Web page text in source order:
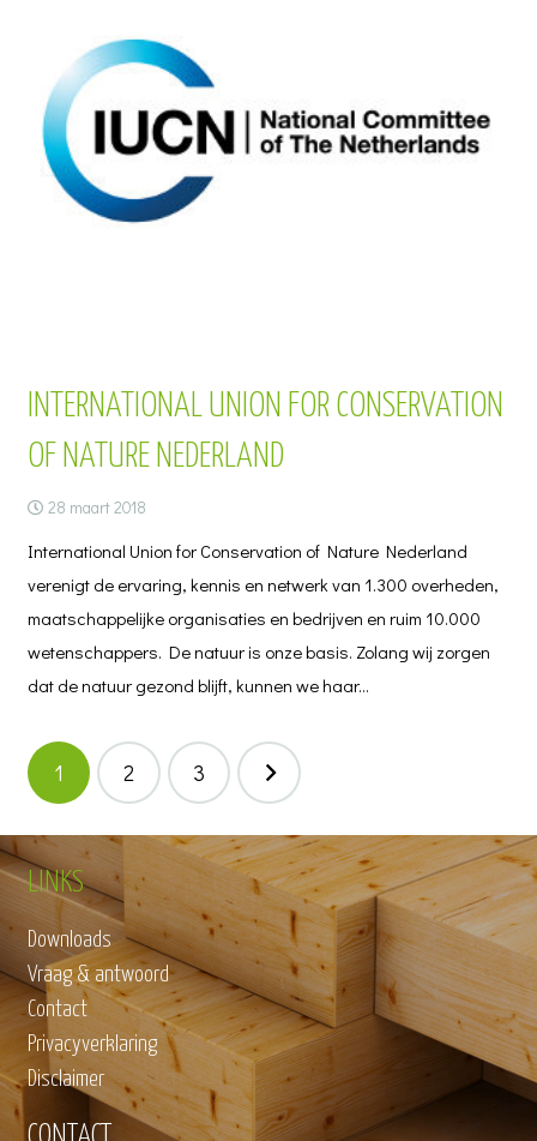
INTERNATIONAL UNION FOR CONSERVATION
OF NATURE NEDERLAND
28 maart 2018
International Union for Conservation of Nature Nederland
verenigt de ervaring, kennis en netwerk van 1.300 overheden,
maatschappelijke organisaties en bedrijven en ruim 10.000
wetenschappers. De natuur is onze basis. Zolang wij zorgen
dat de natuur gezond blijft, kunnen we haar…
BERICHTNAVIGATIE
1 2 3
LINKS
Downloads
Vraag & antwoord
Contact
Privacyverklaring
Disclaimer